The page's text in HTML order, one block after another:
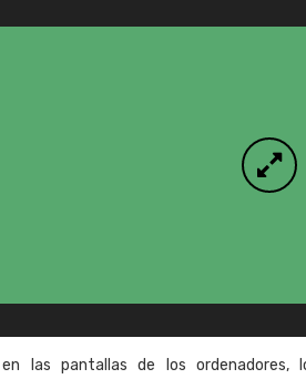
en las pantallas de los ordenadores,